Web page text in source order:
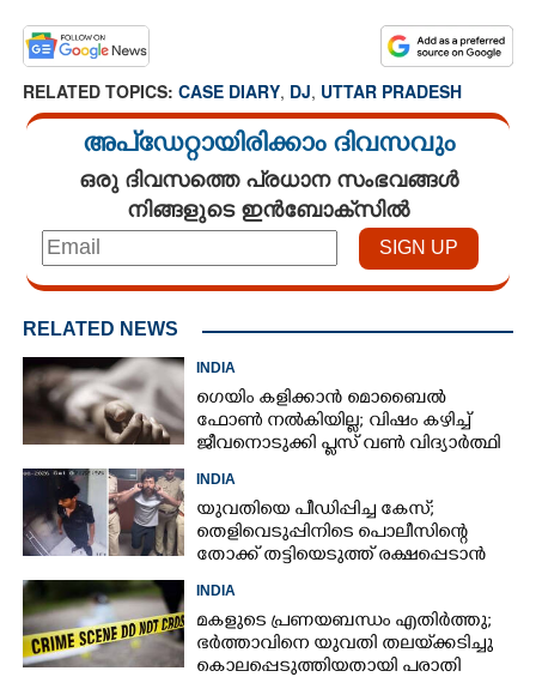
RELATED TOPICS: CASE DIARY, DJ, UTTAR PRADESH
അപ്ഡേറ്റായിരിക്കാം ദിവസവും
ഒരു ദിവസത്തെ പ്രധാന സംഭവങ്ങൾ
നിങ്ങളുടെ ഇൻബോക്സിൽ
RELATED NEWS
INDIA
ഗെയിം കളിക്കാൻ മൊബൈൽ
ഫോൺ നൽകിയില്ല; വിഷം കഴിച്ച്
ജീവനൊടുക്കി പ്ലസ് വൺ വിദ്യാർത്ഥി
INDIA
യുവതിയെ പീഡിപ്പിച്ച കേസ്;
തെളിവെടുപ്പിനിടെ പൊലീസിന്റെ
തോക്ക് തട്ടിയെടുത്ത് രക്ഷപ്പെടാൻ
INDIA
മകളുടെ പ്രണയബന്ധം എതിർത്തു;
ഭർത്താവിനെ യുവതി തലയ്‌ക്കടിച്ചു
കൊലപ്പെടുത്തിയതായി പരാതി